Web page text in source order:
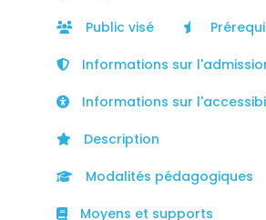
Public visé
Informations sur
Informations sur
Description
Modalités pédagogiques
Moyens et supports